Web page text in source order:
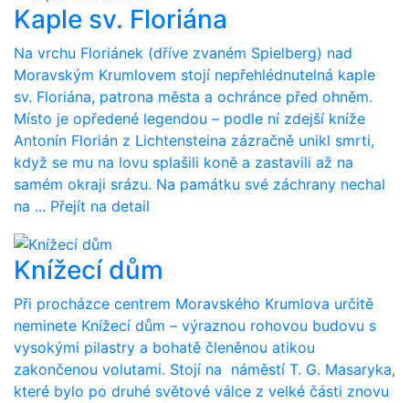
Kaple sv. Floriána
Na vrchu Floriánek (dříve zvaném Spielberg) nad
Moravským Krumlovem stojí nepřehlédnutelná kaple
sv. Floriána, patrona města a ochránce před ohněm.
Místo je opředené legendou – podle ní zdejší kníže
Antonín Florián z Lichtensteina zázračně unikl smrti,
když se mu na lovu splašili koně a zastavili až na
samém okraji srázu. Na památku své záchrany nechal
na ... Přejít na detail
Knížecí dům
Při procházce centrem Moravského Krumlova určitě
neminete Knížecí dům – výraznou rohovou budovu s
vysokými pilastry a bohatě členěnou atikou
zakončenou volutami. Stojí na náměstí T. G. Masaryka,
které bylo po druhé světové válce z velké části znovu